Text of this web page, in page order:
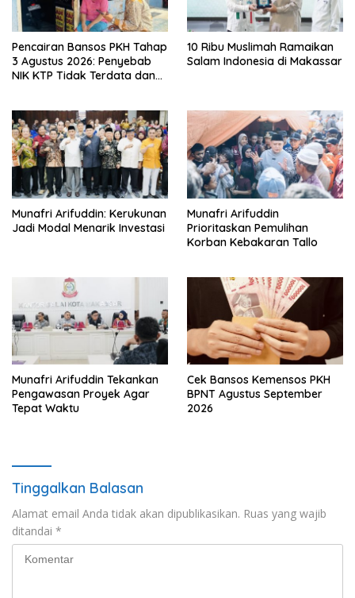
Pencairan Bansos PKH Tahap
3 Agustus 2026: Penyebab
NIK KTP Tidak Terdata dan
10 Ribu Muslimah Ramaikan
Salam Indonesia di Makassar
Munafri Arifuddin: Kerukunan
Jadi Modal Menarik Investasi
Munafri Arifuddin
Prioritaskan Pemulihan
Korban Kebakaran Tallo
Munafri Arifuddin Tekankan
Pengawasan Proyek Agar
Tepat Waktu
Cek Bansos Kemensos PKH
BPNT Agustus September
2026
Tinggalkan Balasan
Alamat email Anda tidak akan dipublikasikan. Ruas yang wajib
ditandai *